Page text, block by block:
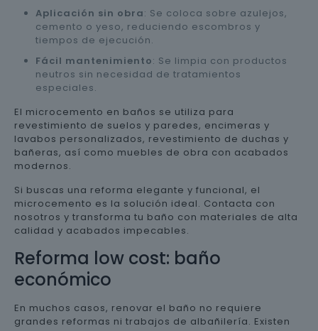
Aplicación sin obra: Se coloca sobre azulejos,
cemento o yeso, reduciendo escombros y
tiempos de ejecución.
Fácil mantenimiento: Se limpia con productos
neutros sin necesidad de tratamientos
especiales.
El microcemento en baños se utiliza para
revestimiento de suelos y paredes, encimeras y
lavabos personalizados, revestimiento de duchas y
bañeras, así como muebles de obra con acabados
modernos.
Si buscas una reforma elegante y funcional, el
microcemento es la solución ideal. Contacta con
nosotros y transforma tu baño con materiales de alta
calidad y acabados impecables.
Reforma low cost: baño
económico
En muchos casos, renovar el baño no requiere
grandes reformas ni trabajos de albañilería. Existen